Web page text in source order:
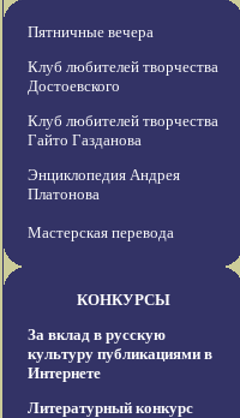
Пятничные вечера
Клуб любителей творчества
Достоевского
Клуб любителей творчества
Гайто Газданова
Энциклопедия Андрея
Платонова
Мастерская перевода
КОНКУРСЫ
За вклад в русскую
культуру публикациями в
Интернете
Литературный конкурс